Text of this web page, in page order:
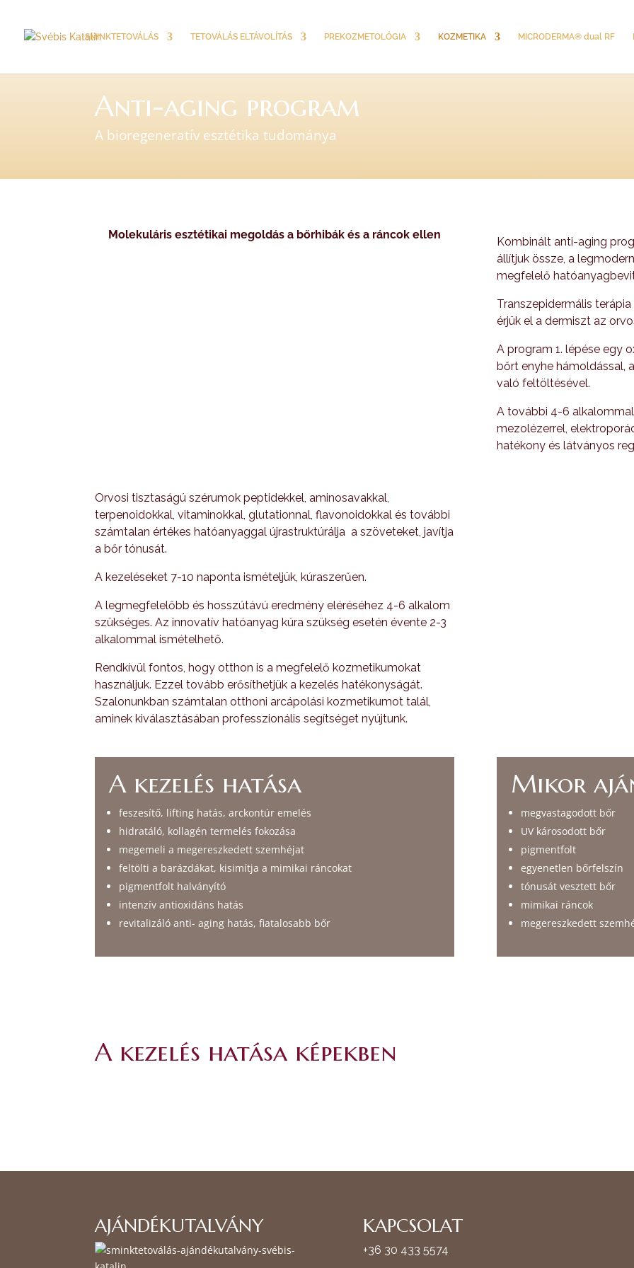
SMINKTETOVÁLÁS TETOVÁLÁS ELTÁVOLÍTÁS PREKOZMETOLÓGIA KOZMETIKA MICRODERMA® dual RF
Anti-aging program
A bioregeneratív esztétika tudománya
Molekuláris esztétikai megoldás a bőrhibák és a ráncok ellen
Kombinált anti-aging
állítjuk össze, a
megfelelő
Transzepidermális
érjük el a dermiszt az
A program 1. lépése egy
bőrt enyhe hámoldással,
való feltöltésével.
A további 4-6
mezolézerrel,
hatékony és látványos
Orvosi tisztaságú szérumok peptidekkel, aminosavakkal,
terpenoidokkal, vitaminokkal, glutationnal, flavonoidokkal és további
számtalan értékes hatóanyaggal újrastruktúrálja a szöveteket, javítja
a bőr tónusát.
A kezeléseket 7-10 naponta ismételjük, kúraszerűen.
A legmegfelelőbb és hosszútávú eredmény eléréséhez 4-6 alkalom
szükséges. Az innovatív hatóanyag kúra szükség esetén évente 2-3
alkalommal ismételhető.
Rendkívül fontos, hogy otthon is a megfelelő kozmetikumokat
használjuk. Ezzel tovább erősíthetjük a kezelés hatékonyságát.
Szalonunkban számtalan otthoni arcápolási kozmetikumot talál,
aminek kiválasztásában professzionális segítséget nyújtunk.
A kezelés hatása
feszesítő, lifting hatás, arckontúr emelés
hidratáló, kollagén termelés fokozása
megemeli a megereszkedett szemhéjat
feltölti a barázdákat, kisimítja a mimikai ráncokat
pigmentfolt halványító
intenzív antioxidáns hatás
revitalizáló anti- aging hatás, fiatalosabb bőr
Mikor
megvastagodott bőr
UV károsodott bőr
pigmentfolt
egyenetlen bőrfelszín
tónusát vesztett bőr
mimikai ráncok
megereszkedett
A kezelés hatása képekben
AJÁNDÉKUTALVÁNY KAPCSOLAT
+36 30 433 5574